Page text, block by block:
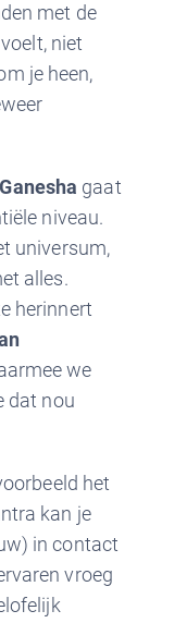
met de
niet
je heen,
gaat
niveau.
universum,
alles.
herinnert
we
dat nou
het
kan je
in contact
vroeg